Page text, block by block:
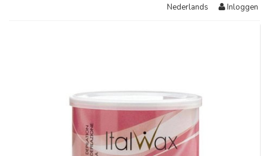
Nederlands Inloggen